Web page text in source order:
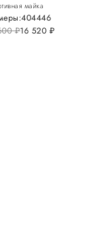
майка
руб.16 520 руб.
404446